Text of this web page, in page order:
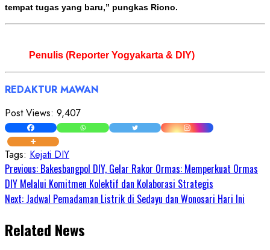
tempat tugas yang baru,” pungkas Riono.
Penulis (Reporter Yogyakarta & DIY)
REDAKTUR MAWAN
Post Views: 9,407
Tags: Kejati DIY
Continue
Reading
Previous: Bakesbangpol DIY, Gelar Rakor Ormas: Memperkuat Ormas
DIY Melalui Komitmen Kolektif dan Kolaborasi Strategis
Next: Jadwal Pemadaman Listrik di Sedayu dan Wonosari Hari Ini
Related News